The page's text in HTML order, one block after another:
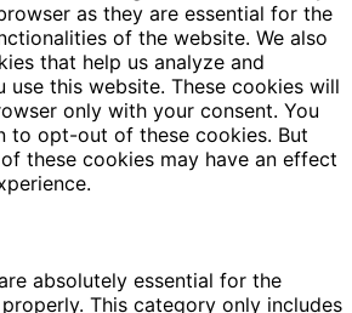
as they are essential for the
of the website. We also
that help us analyze and
use this website. These cookies will
only with your consent. You
to opt-out of these cookies. But
these cookies may have an effect
absolutely essential for the
This category only includes